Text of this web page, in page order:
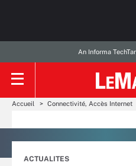
An Informa
Accueil Connectivité, Accès Internet
ACTUALITES